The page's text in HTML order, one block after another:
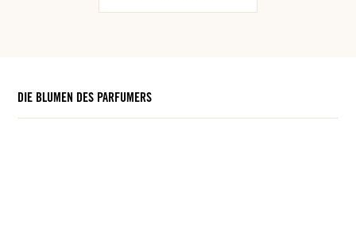
DIE BLUMEN DES PARFUMERS